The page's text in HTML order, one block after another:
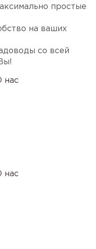
простые
на ваших
со всей